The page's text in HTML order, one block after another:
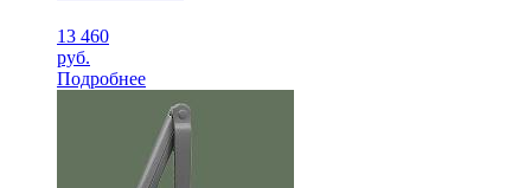
13 460
руб.
Подробнее